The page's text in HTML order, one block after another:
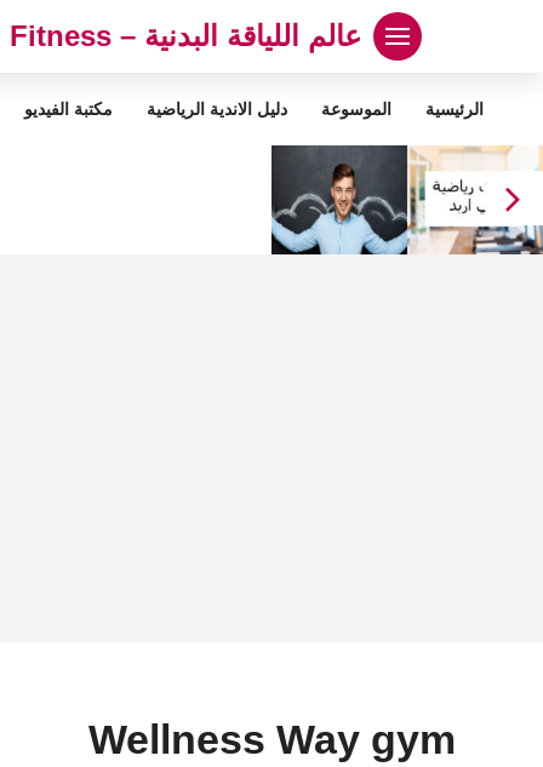
عالم اللياقة البدنية – Abood Fitness
الرئيسية الموسوعة دليل الاندية الرياضية مكتبة الفيديو
Wellness Way gym